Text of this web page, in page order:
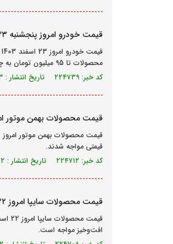
قیمت خودرو امروز پنجشنبه ۲۳ اسفند ۱۴۰۳+ جدول
محصولات تا 95 میلیون تومان به چشم می‌خورد.
کد خبر: ۲۲۴۷۳۹ تاریخ انتشار : ۱۴۰۳/۱۲/۲۳
قیمت محصولات بهمن موتور امروز ۲۲ اسفند ۱۴۰۳
قیمتی مواجه شدند.
کد خبر: ۲۲۴۷۱۲ تاریخ انتشار : ۱۴۰۳/۱۲/۲۲
قیمت محصولات سایپا امروز ۲۲ اسفند ۱۴۰۳ + جدول
افت‌و‌خیز مواجه است.